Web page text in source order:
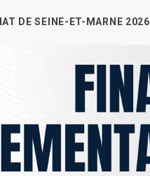
DE SEINE-ET-MARNE 2026